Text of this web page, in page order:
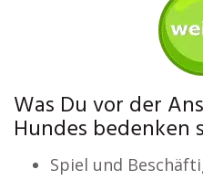
Was Du vor der
Hundes bedenken
Spiel und